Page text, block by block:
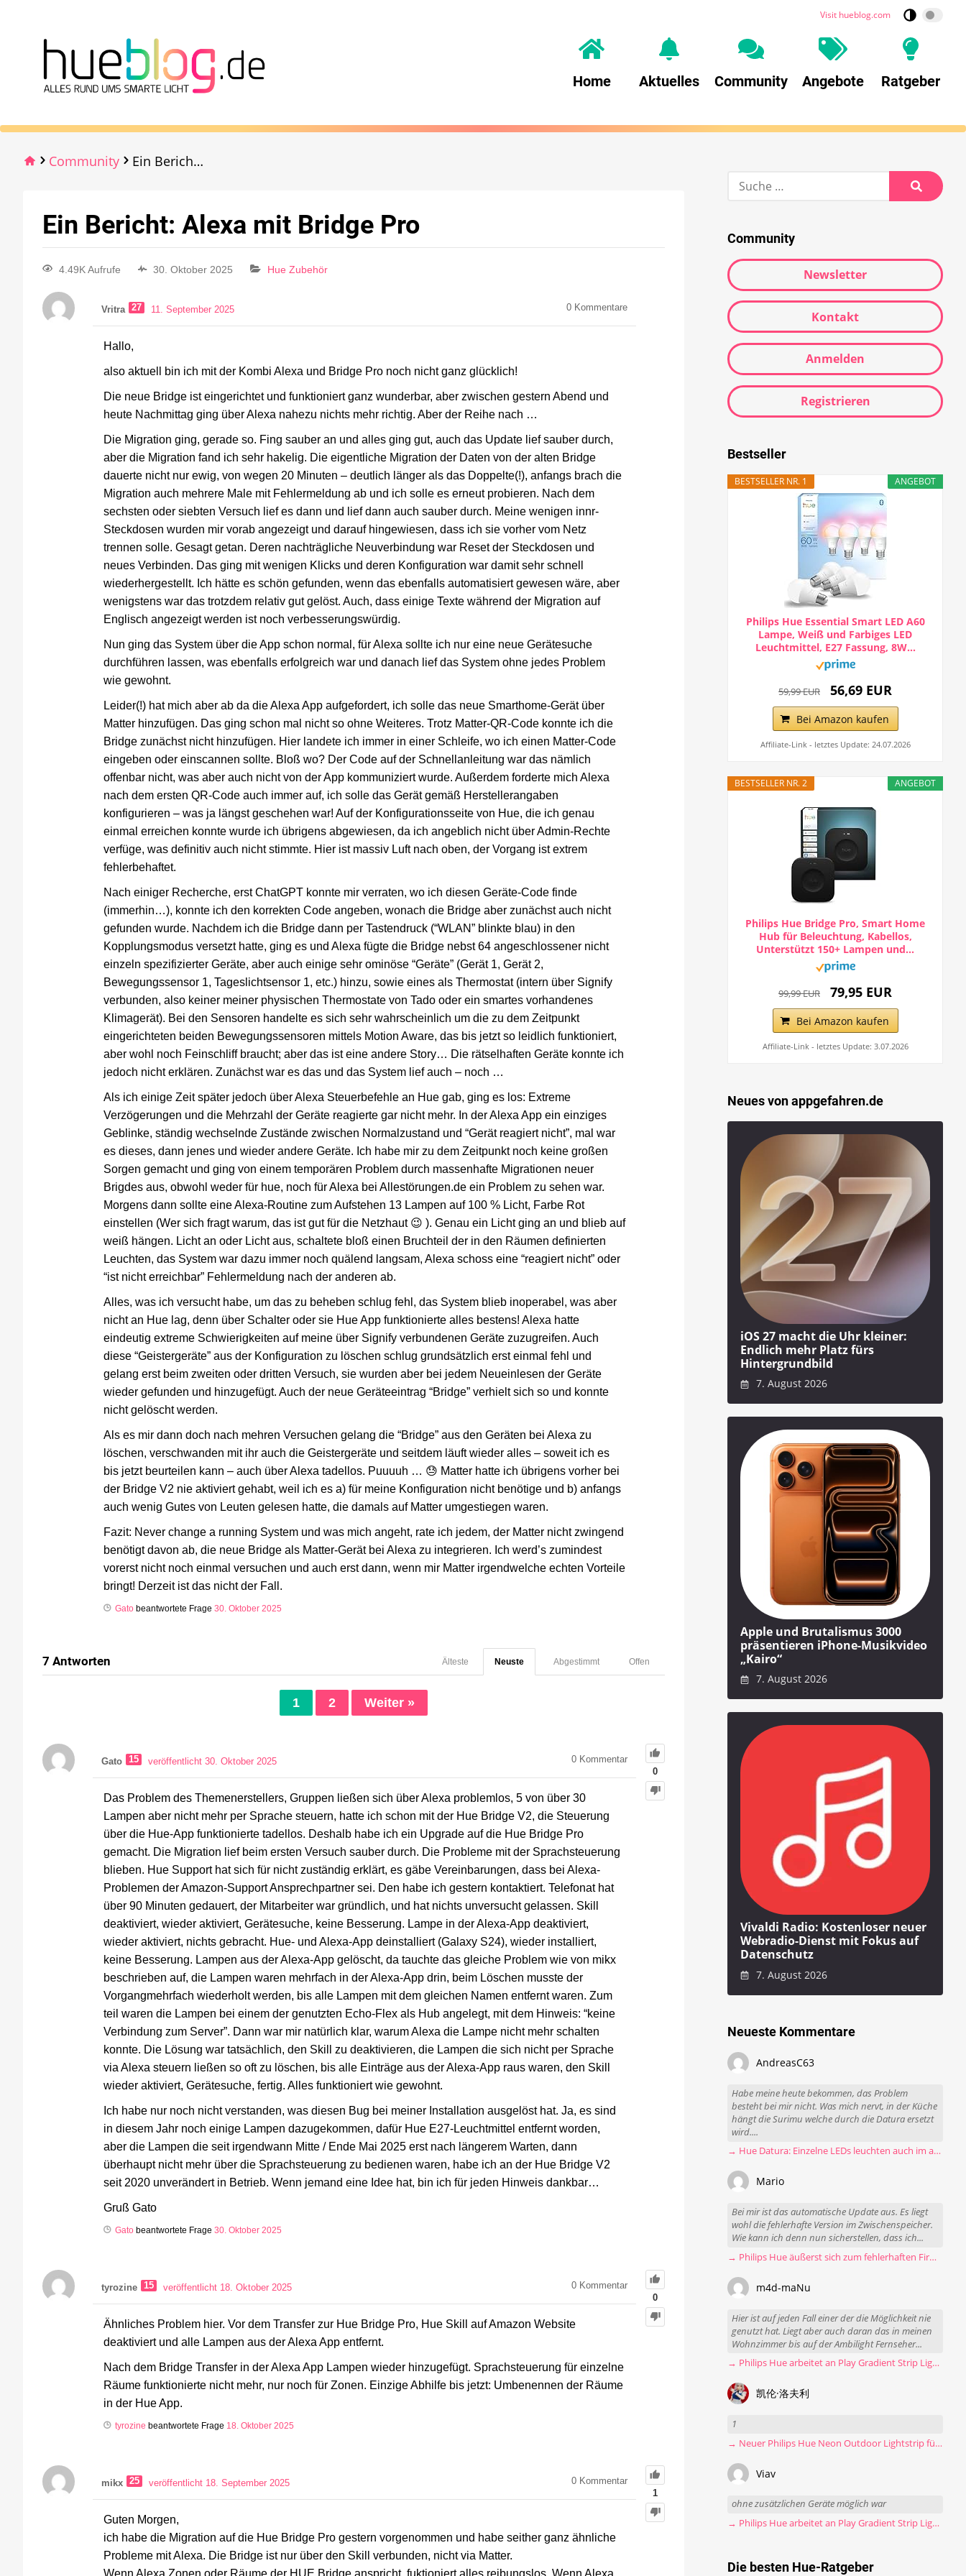
Visit hueblog.com
Home Aktuelles Community Angebote Ratgeber
Community Ein Bericht: Alexa mit Bridge Pro
Ein Bericht: Alexa mit Bridge Pro
4.49K Aufrufe 30. Oktober 2025 Hue Zubehör
Vritra 27 11. September 2025 0 Kommentare
Hallo,
also aktuell bin ich mit der Kombi Alexa und Bridge Pro noch nicht ganz glücklich!
Die neue Bridge ist eingerichtet und funktioniert ganz wunderbar, aber zwischen gestern Abend und
heute Nachmittag ging über Alexa nahezu nichts mehr richtig. Aber der Reihe nach …
Die Migration ging, gerade so. Fing sauber an und alles ging gut, auch das Update lief sauber durch,
aber die Migration fand ich sehr hakelig. Die eigentliche Migration der Daten von der alten Bridge
dauerte nicht nur ewig, von wegen 20 Minuten – deutlich länger als das Doppelte(!), anfangs brach die
Migration auch mehrere Male mit Fehlermeldung ab und ich solle es erneut probieren. Nach dem
sechsten oder siebten Versuch lief es dann und lief dann auch sauber durch. Meine wenigen innr-
Steckdosen wurden mir vorab angezeigt und darauf hingewiesen, dass ich sie vorher vom Netz
trennen solle. Gesagt getan. Deren nachträgliche Neuverbindung war Reset der Steckdosen und
neues Verbinden. Das ging mit wenigen Klicks und deren Konfiguration war damit sehr schnell
wiederhergestellt. Ich hätte es schön gefunden, wenn das ebenfalls automatisiert gewesen wäre, aber
wenigstens war das trotzdem relativ gut gelöst. Auch, dass einige Texte während der Migration auf
Englisch angezeigt werden ist noch verbesserungswürdig.
Nun ging das System über die App schon normal, für Alexa sollte ich nur eine neue Gerätesuche
durchführen lassen, was ebenfalls erfolgreich war und danach lief das System ohne jedes Problem
wie gewohnt.
Leider(!) hat mich aber ab da die Alexa App aufgefordert, ich solle das neue Smarthome-Gerät über
Matter hinzufügen. Das ging schon mal nicht so ohne Weiteres. Trotz Matter-QR-Code konnte ich die
Bridge zunächst nicht hinzufügen. Hier landete ich immer in einer Schleife, wo ich einen Matter-Code
eingeben oder einscannen sollte. Bloß wo? Der Code auf der Schnellanleitung war das nämlich
offenbar nicht, was aber auch nicht von der App kommuniziert wurde. Außerdem forderte mich Alexa
nach dem ersten QR-Code auch immer auf, ich solle das Gerät gemäß Herstellerangaben
konfigurieren – was ja längst geschehen war! Auf der Konfigurationsseite von Hue, die ich genau
einmal erreichen konnte wurde ich übrigens abgewiesen, da ich angeblich nicht über Admin-Rechte
verfüge, was definitiv auch nicht stimmte. Hier ist massiv Luft nach oben, der Vorgang ist extrem
fehlerbehaftet.
Nach einiger Recherche, erst ChatGPT konnte mir verraten, wo ich diesen Geräte-Code finde
(immerhin…), konnte ich den korrekten Code angeben, wonach die Bridge aber zunächst auch nicht
gefunden wurde. Nachdem ich die Bridge dann per Tastendruck (“WLAN” blinkte blau) in den
Kopplungsmodus versetzt hatte, ging es und Alexa fügte die Bridge nebst 64 angeschlossener nicht
einzeln spezifizierter Geräte, aber auch einige sehr ominöse “Geräte” (Gerät 1, Gerät 2,
Bewegungssensor 1, Tageslichtsensor 1, etc.) hinzu, sowie eines als Thermostat (intern über Signify
verbunden, also keiner meiner physischen Thermostate von Tado oder ein smartes vorhandenes
Klimagerät). Bei den Sensoren handelte es sich sehr wahrscheinlich um die zu dem Zeitpunkt
eingerichteten beiden Bewegungssensoren mittels Motion Aware, das bis jetzt so leidlich funktioniert,
aber wohl noch Feinschliff braucht; aber das ist eine andere Story… Die rätselhaften Geräte konnte ich
jedoch nicht erklären. Zunächst war es das und das System lief auch – noch …
Als ich einige Zeit später jedoch über Alexa Steuerbefehle an Hue gab, ging es los: Extreme
Verzögerungen und die Mehrzahl der Geräte reagierte gar nicht mehr. In der Alexa App ein einziges
Geblinke, ständig wechselnde Zustände zwischen Normalzustand und “Gerät reagiert nicht”, mal war
es dieses, dann jenes und wieder andere Geräte. Ich habe mir zu dem Zeitpunkt noch keine großen
Sorgen gemacht und ging von einem temporären Problem durch massenhafte Migrationen neuer
Brigdes aus, obwohl weder für hue, noch für Alexa bei Allestörungen.de ein Problem zu sehen war.
Morgens dann sollte eine Alexa-Routine zum Aufstehen 13 Lampen auf 100 % Licht, Farbe Rot
einstellen (Wer sich fragt warum, das ist gut für die Netzhaut 😉 ). Genau ein Licht ging an und blieb auf
weiß hängen. Licht an oder Licht aus, schaltete bloß einen Bruchteil der in den Räumen definierten
Leuchten, das System war dazu immer noch quälend langsam, Alexa schoss eine “reagiert nicht” oder
“ist nicht erreichbar” Fehlermeldung nach der anderen ab.
Alles, was ich versucht habe, um das zu beheben schlug fehl, das System blieb inoperabel, was aber
nicht an Hue lag, denn über Schalter oder sie Hue App funktionierte alles bestens! Alexa hatte
eindeutig extreme Schwierigkeiten auf meine über Signify verbundenen Geräte zuzugreifen. Auch
diese “Geistergeräte” aus der Konfiguration zu löschen schlug grundsätzlich erst einmal fehl und
gelang erst beim zweiten oder dritten Versuch, sie wurden aber bei jedem Neueinlesen der Geräte
wieder gefunden und hinzugefügt. Auch der neue Geräteeintrag “Bridge” verhielt sich so und konnte
nicht gelöscht werden.
Als es mir dann doch nach mehren Versuchen gelang die “Bridge” aus den Geräten bei Alexa zu
löschen, verschwanden mit ihr auch die Geistergeräte und seitdem läuft wieder alles – soweit ich es
bis jetzt beurteilen kann – auch über Alexa tadellos. Puuuuh … 😓 Matter hatte ich übrigens vorher bei
der Bridge V2 nie aktiviert gehabt, weil ich es a) für meine Konfiguration nicht benötige und b) anfangs
auch wenig Gutes von Leuten gelesen hatte, die damals auf Matter umgestiegen waren.
Fazit: Never change a running System und was mich angeht, rate ich jedem, der Matter nicht zwingend
benötigt davon ab, die neue Bridge als Matter-Gerät bei Alexa zu integrieren. Ich werd’s zumindest
vorerst nicht noch einmal versuchen und auch erst dann, wenn mir Matter irgendwelche echten Vorteile
bringt! Derzeit ist das nicht der Fall.
Gato beantwortete Frage 30. Oktober 2025
7 Antworten Offen
Abgestimmt
Neuste
Älteste
1 2 Weiter »
0
Gato 15 veröffentlicht 30. Oktober 2025 0 Kommentar
Das Problem des Themenerstellers, Gruppen ließen sich über Alexa problemlos, 5 von über 30
Lampen aber nicht mehr per Sprache steuern, hatte ich schon mit der Hue Bridge V2, die Steuerung
über die Hue-App funktionierte tadellos. Deshalb habe ich ein Upgrade auf die Hue Bridge Pro
gemacht. Die Migration lief beim ersten Versuch sauber durch. Die Probleme mit der Sprachsteuerung
blieben. Hue Support hat sich für nicht zuständig erklärt, es gäbe Vereinbarungen, dass bei Alexa-
Problemen der Amazon-Support Ansprechpartner sei. Den habe ich gestern kontaktiert. Telefonat hat
über 90 Minuten gedauert, der Mitarbeiter war gründlich, und hat nichts unversucht gelassen. Skill
deaktiviert, wieder aktiviert, Gerätesuche, keine Besserung. Lampe in der Alexa-App deaktiviert,
wieder aktiviert, nichts gebracht. Hue- und Alexa-App deinstalliert (Galaxy S24), wieder installiert,
keine Besserung. Lampen aus der Alexa-App gelöscht, da tauchte das gleiche Problem wie von mikx
beschrieben auf, die Lampen waren mehrfach in der Alexa-App drin, beim Löschen musste der
Vorgangmehrfach wiederholt werden, bis alle Lampen mit dem gleichen Namen entfernt waren. Zum
teil waren die Lampen bei einem der genutzten Echo-Flex als Hub angelegt, mit dem Hinweis: “keine
Verbindung zum Server”. Dann war mir natürlich klar, warum Alexa die Lampe nicht mehr schalten
konnte. Die Lösung war tatsächlich, den Skill zu deaktivieren, die Lampen die sich nicht per Sprache
via Alexa steuern ließen so oft zu löschen, bis alle Einträge aus der Alexa-App raus waren, den Skill
wieder aktiviert, Gerätesuche, fertig. Alles funktioniert wie gewohnt.
Ich habe nur noch nicht verstanden, was diesen Bug bei meiner Installation ausgelöst hat. Ja, es sind
in diesem Jahr noch einige Lampen dazugekommen, dafür Hue E27-Leuchtmittel entfernt worden,
aber die Lampen die seit irgendwann Mitte / Ende Mai 2025 erst nach längerem Warten, dann
überhaupt nicht mehr über die Sprachsteuerung zu bedienen waren, habe ich an der Hue Bridge V2
seit 2020 unverändert in Betrieb. Wenn jemand eine Idee hat, bin ich für jeden Hinweis dankbar…
Gruß Gato
Gato beantwortete Frage 30. Oktober 2025
0
tyrozine 15 veröffentlicht 18. Oktober 2025 0 Kommentar
Ähnliches Problem hier. Vor dem Transfer zur Hue Bridge Pro, Hue Skill auf Amazon Website
deaktiviert und alle Lampen aus der Alexa App entfernt.
Nach dem Bridge Transfer in der Alexa App Lampen wieder hinzugefügt. Sprachsteuerung für einzelne
Räume funktionierte nicht mehr, nur noch für Zonen. Einzige Abhilfe bis jetzt: Umbenennen der Räume
in der Hue App.
tyrozine beantwortete Frage 18. Oktober 2025
1
mikx 25 veröffentlicht 18. September 2025 0 Kommentar
Guten Morgen,
ich habe die Migration auf die Hue Bridge Pro gestern vorgenommen und habe seither ganz ähnliche
Probleme mit Alexa. Die Bridge ist nur über den Skill verbunden, nicht via Matter.
Wenn Alexa Zonen oder Räume der HUE Bridge anspricht, fuktioniert alles reibungslos. Wenn Alexa
Community
Newsletter
Kontakt
Anmelden
Registrieren
Bestseller
ANGEBOT
BESTSELLER NR. 1
Philips Hue Essential Smart LED A60
Lampe, Weiß und Farbiges LED
Leuchtmittel, E27 Fassung, 8W...
59,99 EUR 56,69 EUR
Bei Amazon kaufen
Affiliate-Link - letztes Update: 24.07.2026
ANGEBOT
BESTSELLER NR. 2
Philips Hue Bridge Pro, Smart Home
Hub für Beleuchtung, Kabellos,
Unterstützt 150+ Lampen und...
99,99 EUR 79,95 EUR
Bei Amazon kaufen
Affiliate-Link - letztes Update: 3.07.2026
Neues von appgefahren.de
iOS 27 macht die Uhr kleiner:
Endlich mehr Platz fürs
Hintergrundbild
7. August 2026
Apple und Brutalismus 3000
präsentieren iPhone-Musikvideo
„Kairo“
7. August 2026
Vivaldi Radio: Kostenloser neuer
Webradio-Dienst mit Fokus auf
Datenschutz
7. August 2026
Neueste Kommentare
AndreasC63
Habe meine heute bekommen, das Problem
besteht bei mir nicht. Was mich nervt, in der Küche
hängt die Surimu welche durch die Datura ersetzt
wird....
→ Hue Datura: Einzelne LEDs leuchten auch im ausgeschalteten Zustand
Mario
Bei mir ist das automatische Update aus. Es liegt
wohl die fehlerhafte Version im Zwischenspeicher.
Wie kann ich denn nun sicherstellen, dass ich...
→ Philips Hue äußerst sich zum fehlerhaften Firmware-Update
m4d-maNu
Hier ist auf jeden Fall einer der die Möglichkeit nie
genutzt hat. Liegt aber auch daran das in meinen
Wohnzimmer bis auf der Ambilight Fernseher...
→ Philips Hue arbeitet an Play Gradient Strip Light Pro
凯伦·洛夫利
1
→ Neuer Philips Hue Neon Outdoor Lightstrip für 130 Euro
Viav
ohne zusätzlichen Geräte möglich war
→ Philips Hue arbeitet an Play Gradient Strip Light Pro
Die besten Hue-Ratgeber